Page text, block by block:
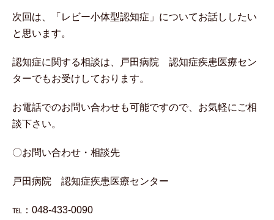
次回は、「レビー小体型認知症」についてお話ししたい
と思います。
認知症に関する相談は、戸田病院 認知症疾患医療セン
ターでもお受けしております。
お電話でのお問い合わせも可能ですので、お気軽にご相
談下さい。
〇お問い合わせ・相談先
戸田病院 認知症疾患医療センター
℡：048-433-0090